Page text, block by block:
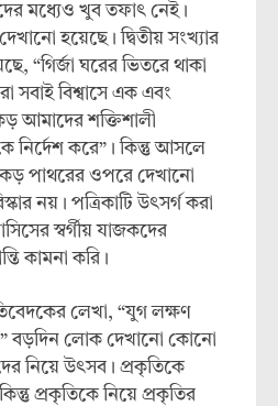
মধ্যেও খুব তফাৎ নেই।
হয়েছে। দ্বিতীয় সংখ্যার
“গির্জা ঘরের ভিতরে থাকা
সবাই বিশ্বাসে এক এবং
আমাদের শক্তিশালী
নির্দেশ করে”। কিন্তু আসলে
পাথরের ওপরে দেখানো
নয়। পত্রিকাটি উৎসর্গ করা
স্বর্গীয় যাজকদের
কামনা করি।
লেখা, “যুগ লক্ষণ
বড়দিন লোক দেখানো কোনো
নিয়ে উৎসব। প্রকৃতিকে
প্রকৃতিকে নিয়ে প্রকৃতির